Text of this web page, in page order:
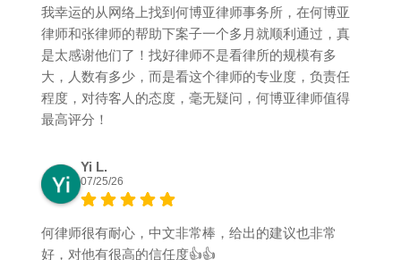
我幸运的从网络上找到何博亚律师事务所，在何博亚
律师和张律师的帮助下案子一个多月就顺利通过，真
是太感谢他们了！找好律师不是看律所的规模有多
大，人数有多少，而是看这个律师的专业度，负责任
程度，对待客人的态度，毫无疑问，何博亚律师值得
最高评分！
Yi L.
07/25/26
何律师很有耐心，中文非常棒，给出的建议也非常
好，对他有很高的信任度👍👍